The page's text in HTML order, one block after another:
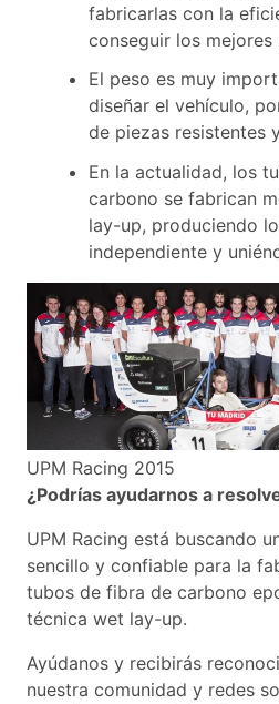
fabricarlas con la
conseguir los mejores
El peso es muy
diseñar el vehículo,
de piezas resistentes
En la actualidad, los
carbono se fabrican
lay-up, produciendo
independiente y
UPM Racing 2015
¿Podrías ayudarnos a
UPM Racing está buscando
sencillo y confiable para la
tubos de fibra de carbono
técnica wet lay-up.
Ayúdanos y recibirás
nuestra comunidad y redes